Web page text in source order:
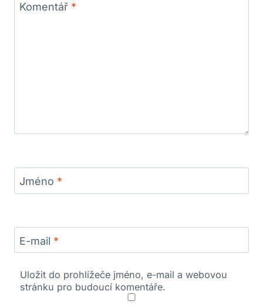
Komentář *
Jméno *
E-mail *
Uložit do prohlížeče jméno, e-mail a webovou
stránku pro budoucí komentáře.